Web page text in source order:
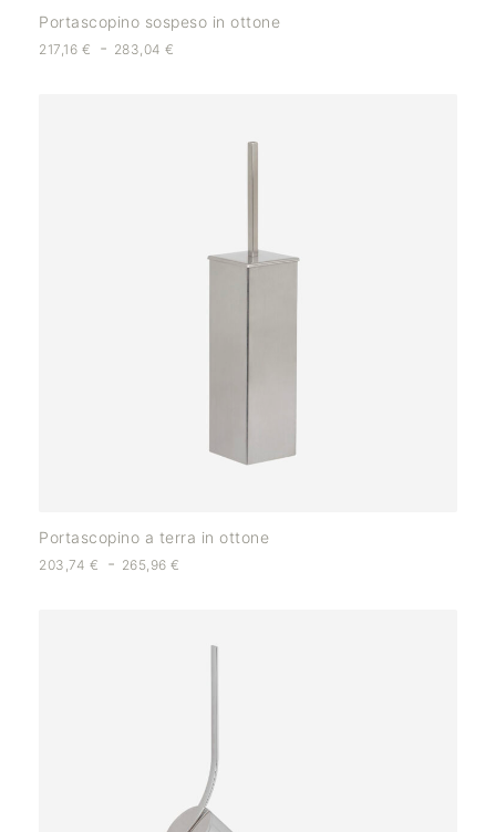
Portascopino sospeso in ottone
217,16 € - 283,04€
Portascopino a terra in ottone
203,74 € - 265,96€